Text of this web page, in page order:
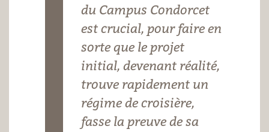
du Campus Condorcet
est crucial, pour faire en
sorte que le projet
initial, devenant réalité,
trouve rapidement un
régime de croisière,
fasse la preuve de sa